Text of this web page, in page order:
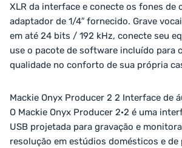
XLR da interface e conecte os fones de
adaptador de 1/4″ fornecido. Grave
em até 24 bits / 192 kHz, conecte seu
use o pacote de software incluído para
qualidade no conforto de sua própria
Mackie Onyx Producer 2 2 Interface de
O Mackie Onyx Producer 2·2 é uma
USB projetada para gravação e
resolução em estúdios domésticos e de